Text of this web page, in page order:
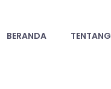
BERANDA TENTANG